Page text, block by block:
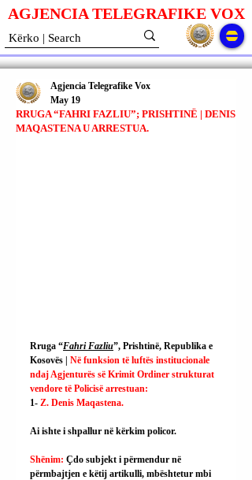
AGJENCIA TELEGRAFIKE VOX
RRUGA “FAHRI FAZLIU”; PRISHTINË | DENIS
MAQASTENA U ARRESTUA.
Agjencia Telegrafike Vox
May 19
Rruga “Fahri Fazliu”, Prishtinë, Republika e
Kosovës | Në funksion të luftës institucionale
ndaj Agjenturës së Krimit Ordiner strukturat
vendore të Policisë arrestuan:
1- Z. Denis Maqastena.
Ai ishte i shpallur në kërkim policor.
Shënim: Çdo subjekt i përmendur në
përmbajtjen e këtij artikulli, mbështetur mbi